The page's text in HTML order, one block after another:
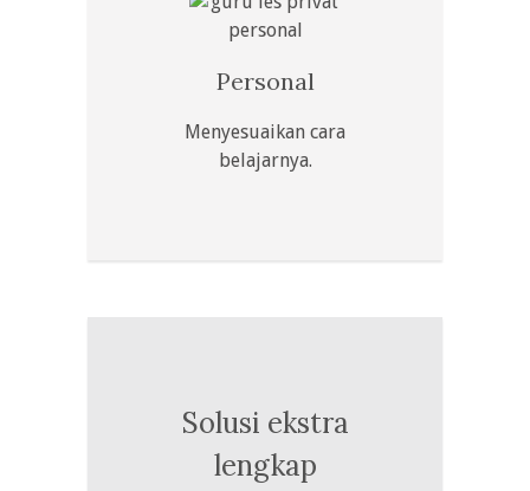
Personal
Menyesuaikan cara
belajarnya.
Solusi ekstra
lengkap